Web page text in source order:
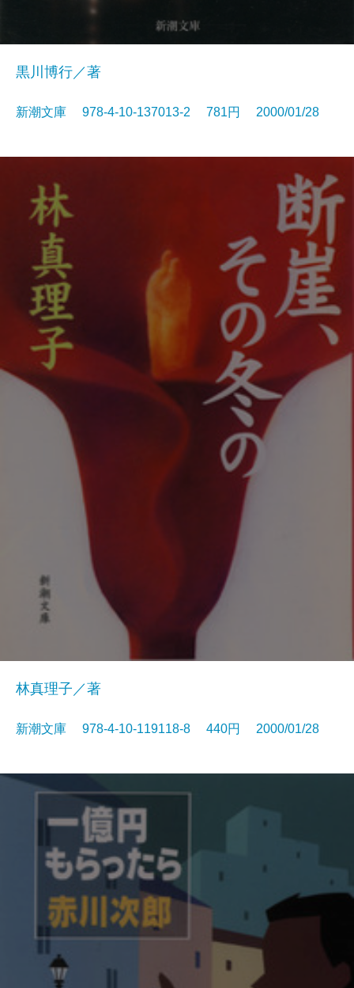
黒川博行／著
新潮文庫 978-4-10-137013-2 781円 2000/01/28
林真理子／著
新潮文庫 978-4-10-119118-8 440円 2000/01/28